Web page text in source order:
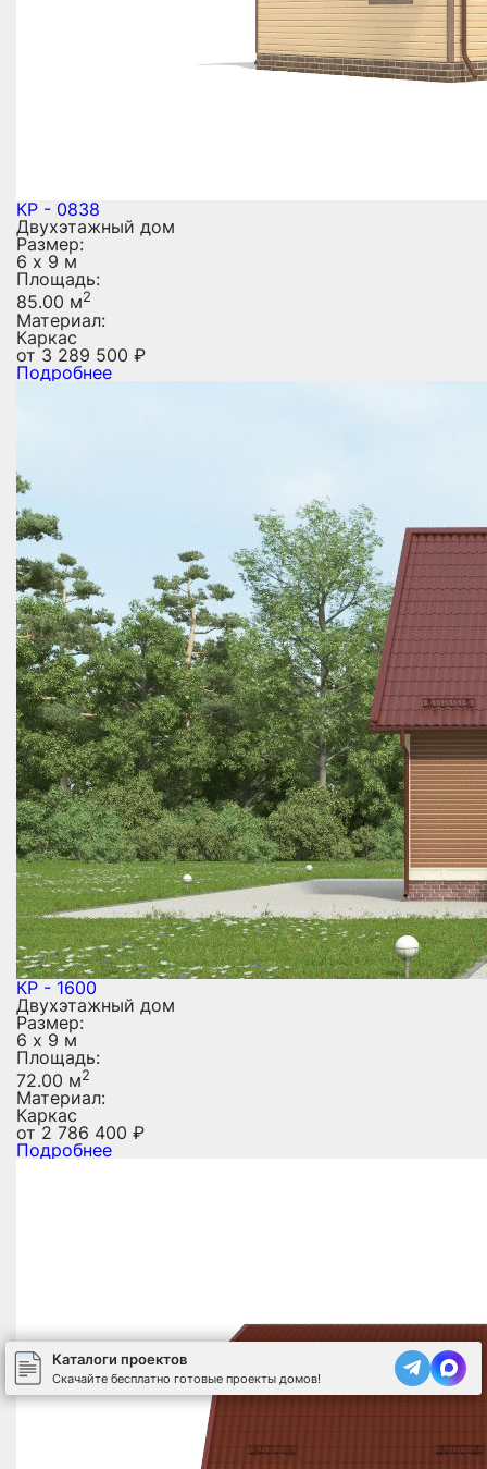
КР - 0838
Двухэтажный дом
Размер:
6 х 9 м
Площадь:
85.00 м2
Материал:
Каркас
от3 289 500 ₽
Подробнее
КР - 1600
Двухэтажный дом
Размер:
6 х 9 м
Площадь:
72.00 м2
Материал:
Каркас
от2 786 400 ₽
Подробнее
Каталоги проектов
Скачайте бесплатно готовые проекты домов!